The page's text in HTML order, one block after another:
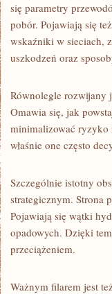
się parametry
pobór. Pojawiają się
wskaźniki w sieciach,
uszkodzeń oraz
Równolegle rozwijany
Omawia się, jak
minimalizować ryzyko
właśnie one często
Szczególnie istotny
strategicznym. Strona
Pojawiają się wątki
opadowych. Dzięki
przeciążeniem.
Ważnym filarem jest